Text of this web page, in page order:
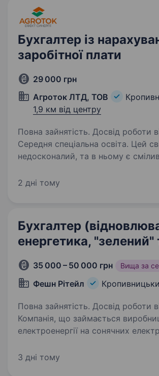
законодавчої…
Бухгалтер із
заробітної плати
29 000 грн
Агроток ЛТД, ТОВ
1,9 км від центру
Повна зайнятість. Досвід роботи
Середня спеціальна освіта. Цей світ
недосконалий, та в ньому є
на меті змінити аграрний світ
2 дні тому
Бухгалтер
енергетика,
35 000 – 50 000 грн Вища за
Фешн Рітейл
Повна зайнятість. Досвід роботи
Компанія, що займається
електроенергії на сонячних
бухгалтера для супроводу
3 дні тому